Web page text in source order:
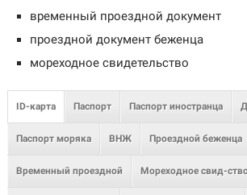
временный проездной документ
проездной документ беженца
мореходное свидетельство
ID-карта Паспорт Паспорт иностранца
Паспорт моряка ВНЖ Проездной беженца
Временный проездной Мореходное свид-